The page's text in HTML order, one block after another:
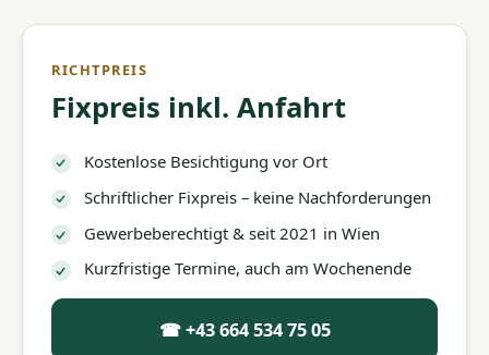
RICHTPREIS
Fixpreis inkl. Anfahrt
Kostenlose Besichtigung vor Ort
Schriftlicher Fixpreis – keine Nachforderungen
Gewerbeberechtigt & seit 2021 in Wien
Kurzfristige Termine, auch am Wochenende
☎ +43 664 534 75 05